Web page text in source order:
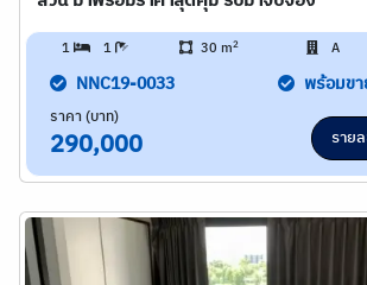
1 1 30 m2 A
NNC19-0033 พร้อมข
ราคา (บาท)
290,000 ราย